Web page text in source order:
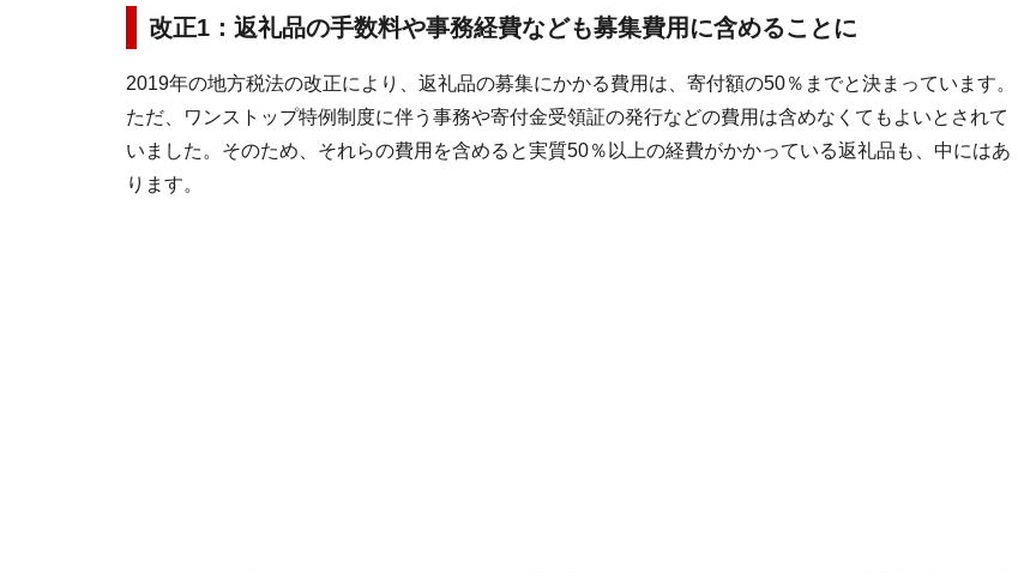
改正1：返礼品の手数料や事務経費なども募集費用に含めることに
2019年の地方税法の改正により、返礼品の募集にかかる費用は、寄付額の50％までと決まっています。
ただ、ワンストップ特例制度に伴う事務や寄付金受領証の発行などの費用は含めなくてもよいとされて
いました。そのため、それらの費用を含めると実質50％以上の経費がかかっている返礼品も、中にはあ
ります。